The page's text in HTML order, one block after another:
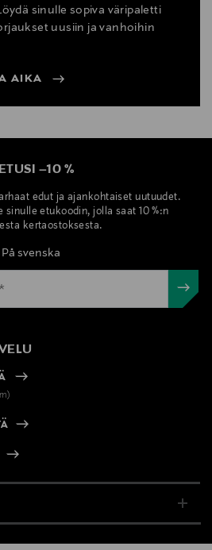
sinulle sopiva väripaletti
uusiin ja vanhoihin
AIKA
ETUSI –10 %
edut ja ajankohtaiset uutuudet.
etukoodin, jolla saat 10 %:n
kertaostoksesta.
På svenska